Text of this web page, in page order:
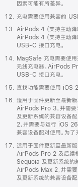
因素可能有所差异。
充电需要使用兼容的
AirPods 4 (支持主动降
AirPods 4 (支持主动降
USB-C 接口充电。
MagSafe 充电需要使
无线充电器。AirPods
USB-C 接口充电。
查找功能需要使用 iOS
适用于固件更新至最新
AirPods Pro 3，并需
及更新系统的兼容设备
2，并需要与运行 iOS
兼容设备配对使用。为了
适用于固件更新至最新
AirPods Pro 2 及后续
Sequoia 及更新系统的
AirPods Max 2，并需
及更新系统的兼容设备配